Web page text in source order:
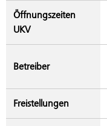
Öffnungszeiten
UKV
Betreiber
Freistellungen